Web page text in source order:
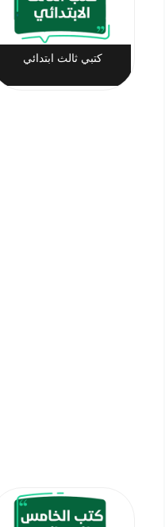
كتبي ثالث ابتدائي